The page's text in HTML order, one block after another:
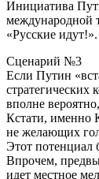
Инициатива
международной
«Русские идут!».
Сценарий №3
Если Путин
вполне
Кстати, именно
не желающих
Этот потенциал
Впрочем,
идет местное